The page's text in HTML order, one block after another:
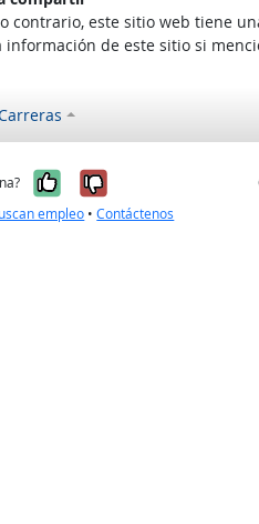
contrario, este sitio web tiene
de este sitio si
Sí, fue útil
No, no fue
empleo •Contáctenos